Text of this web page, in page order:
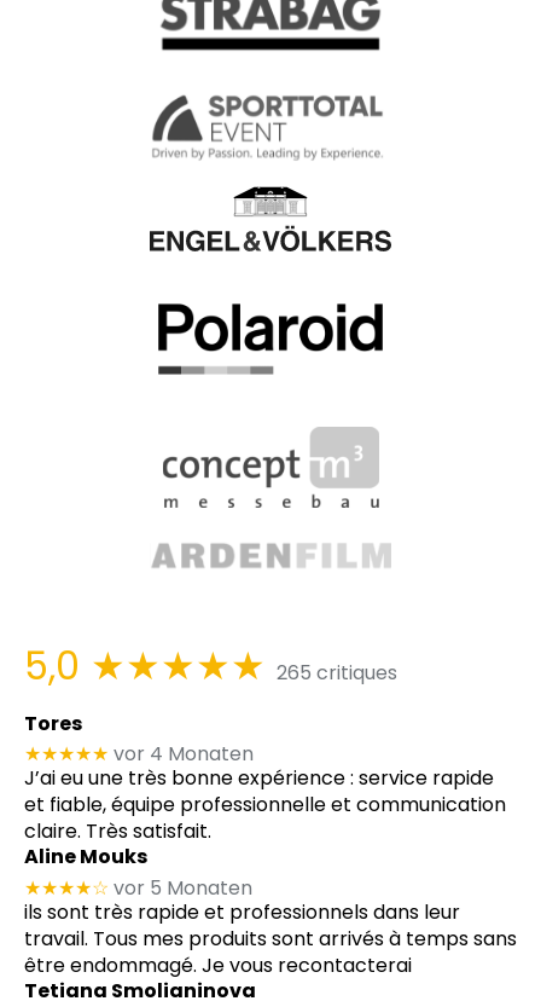
5,0 ★★★★★ 265 critiques
Tores
★★★★★ vor 4 Monaten
J’ai eu une très bonne expérience : service rapide
et fiable, équipe professionnelle et communication
claire. Très satisfait.
Aline Mouks
★★★★☆ vor 5 Monaten
ils sont très rapide et professionnels dans leur
travail. Tous mes produits sont arrivés à temps sans
être endommagé. Je vous recontacterai
Tetiana Smolianinova